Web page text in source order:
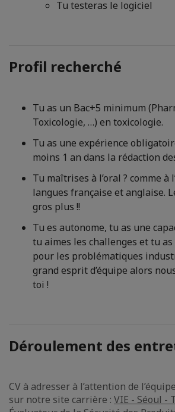
Tu testeras le logiciel
Profil recherché
Tu as un Bac+5 minimum
Toxicologie, …) en toxicologie.
Tu as une expérience
moins 1 an dans la rédaction
Tu maîtrises à l’oral ? comme
langues française et anglaise.
gros plus !!
Tu es autonome, tu as une
tu aimes les challenges et tu
pour les problématiques
grand esprit d’équipe alors
toi !
Déroulement des
CV à adresser à l’attention de
sur notre site carrière : VIE - Séoul -